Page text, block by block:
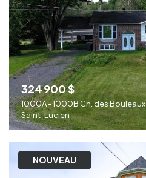
324 900 $
1000A - 1000B Ch. des Bouleaux
Saint-Lucien
NOUVEAU